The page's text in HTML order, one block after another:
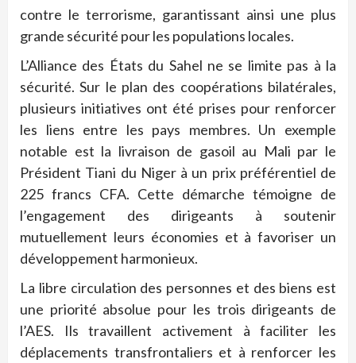
contre le terrorisme, garantissant ainsi une plus
grande sécurité pour les populations locales.
L’Alliance des États du Sahel ne se limite pas à la
sécurité. Sur le plan des coopérations bilatérales,
plusieurs initiatives ont été prises pour renforcer
les liens entre les pays membres. Un exemple
notable est la livraison de gasoil au Mali par le
Président Tiani du Niger à un prix préférentiel de
225 francs CFA. Cette démarche témoigne de
l’engagement des dirigeants à soutenir
mutuellement leurs économies et à favoriser un
développement harmonieux.
La libre circulation des personnes et des biens est
une priorité absolue pour les trois dirigeants de
l’AES. Ils travaillent activement à faciliter les
déplacements transfrontaliers et à renforcer les